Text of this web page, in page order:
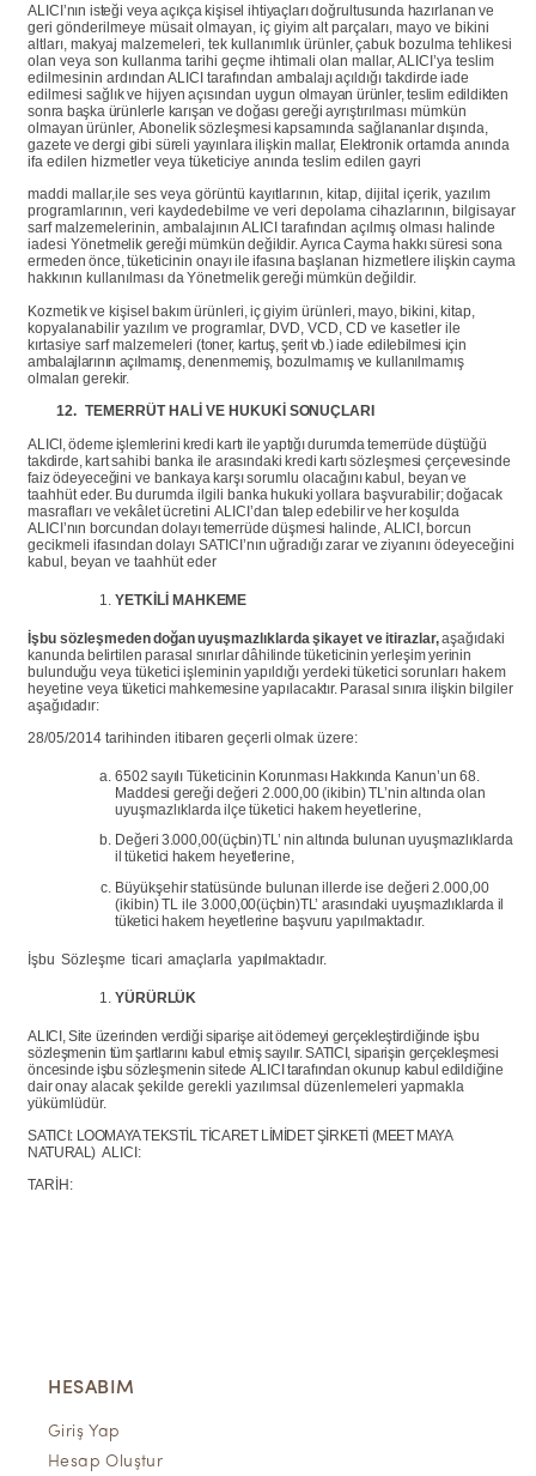
ALICI’nın isteği veyaaçıkça kişisel ihtiyaçlarıdoğrultusunda hazırlanan ve
geri gönderilmeye müsait olmayan, iç giyim alt parçaları, mayo ve bikini
altları, makyaj malzemeleri, tek kullanımlık ürünler, çabuk bozulma tehlikesi
olan veya son kullanma tarihi geçme ihtimali olan mallar, ALICI’ya teslim
edilmesinin ardından ALICI tarafından ambalajıaçıldığı takdirde iade
edilmesi sağlıkve hijyen açısından uygun olmayan ürünler, teslim edildikten
sonra başka ürünlerle karışan ve doğası gereğiayrıştırılması mümkün
olmayan ürünler, Aboneliksözleşmesi kapsamında sağlananlardışında,
gazete ve dergi gibi süreli yayınlarailişkin mallar, Elektronik ortamda anında
ifa edilen hizmetler veya tüketiciye anında teslim edilen gayri
maddi mallar,ile ses veya görüntü kayıtlarının, kitap, dijital içerik, yazılım
programlarının, veri kaydedebilme ve veri depolama cihazlarının, bilgisayar
sarf malzemelerinin, ambalajının ALICI tarafından açılmış olması halinde
iadesiYönetmelik gereği mümkün değildir.AyrıcaCayma hakkısüresi sona
ermeden önce,tüketicinin onayıile ifasına başlanan hizmetlere ilişkin cayma
hakkının kullanılması daYönetmelikgereği mümkün değildir.
Kozmetikve kişisel bakımürünleri,içgiyim ürünleri,mayo,bikini,kitap,
kopyalanabilir yazılım ve programlar, DVD, VCD, CD ve kasetler ile
kırtasiye sarf malzemeleri(toner, kartuş, şerit vb.) iade edilebilmesi için
ambalajlarının açılmamış, denenmemiş, bozulmamış ve kullanılmamış
olmaları gerekir.
12. TEMERRÜT HALİ VE HUKUKİ SONUÇLARI
ALICI, ödeme işlemlerini kredi kartı ile yaptığıdurumda temerrüde düştüğü
takdirde,kartsahibi banka ile arasındaki kredi kartısözleşmesi çerçevesinde
faizödeyeceğinive bankaya karşısorumlu olacağınıkabul, beyan ve
taahhüt eder. Bu durumda ilgili banka hukuki yollara başvurabilir;doğacak
masrafları ve vekâletücretini ALICI’dan talepedebilirve herkoşulda
ALICI’nın borcundan dolayıtemerrüde düşmesi halinde, ALICI, borcun
gecikmeli ifasından dolayı SATICI’nın uğradığızarar ve ziyanını ödeyeceğini
kabul, beyan ve taahhüt eder
YETKİLİ MAHKEME
İşbu sözleşmedendoğanuyuşmazlıklarda şikayet veitirazlar,aşağıdaki
kanunda belirtilen parasal sınırlardâhilinde tüketicinin yerleşimyerinin
bulunduğuveya tüketici işleminin yapıldığı yerdeki tüketici sorunları hakem
heyetine veya tüketici mahkemesine yapılacaktır. Parasal sınıra ilişkin bilgiler
aşağıdadır:
28/05/2014 tarihinden itibaren geçerli olmak üzere:
6502 sayılı Tüketicinin Korunması Hakkında Kanun’un 68.
Maddesi gereği değeri 2.000,00(ikibin)TL’nin altındaolan
uyuşmazlıklardailçe tüketici hakemheyetlerine,
Değeri 3.000,00(üçbin)TL’ nin altında bulunan uyuşmazlıklarda
il tüketici hakem heyetlerine,
Büyükşehirstatüsünde bulunan illerde ise değeri 2.000,00
(ikibin)TL ile 3.000,00(üçbin)TL’ arasındaki uyuşmazlıklarda il
tüketici hakem heyetlerine başvuruyapılmaktadır.
İşbu Sözleşme ticari amaçlarla yapılmaktadır.
YÜRÜRLÜK
ALICI, Site üzerinden verdiği siparişe ait ödemeyi gerçekleştirdiğinde işbu
sözleşmenin tümşartlarını kabul etmiş sayılır. SATICI, siparişin gerçekleşmesi
öncesinde işbu sözleşmenin sitede ALICItarafından okunup kabul edildiğine
daironay alacak şekilde gerekli yazılımsal düzenlemeleri yapmakla
yükümlüdür.
SATICI: LOOMAYA TEKSTİL TİCARET LİMİDET ŞİRKETİ (MEET MAYA
NATURAL) ALICI:
TARİH:
HESABIM
Giriş Yap
Hesap Oluştur